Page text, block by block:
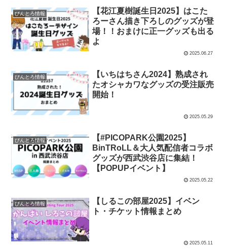
びんとろ情報
【花江夏樹誕生日2025】はこた
ろーさん描き下ろしのグッズが登
場！！おまけに正一グッズも出る
よ
2025.06.27
びんとろ情報
【いちはちさん2024】熟成され
たオシャカワなグッズの受注販売
開始！
2025.05.29
びんとろ情報
【#PICOPARK公園2025】
BinTRoLL＆大人気配信者コラボ
グッズが西武渋谷店に集結！
【POPUPイベント】
2025.05.22
びんとろ情報
【しるこの部屋2025】イベン
ト・チケット情報まとめ
2025.05.11